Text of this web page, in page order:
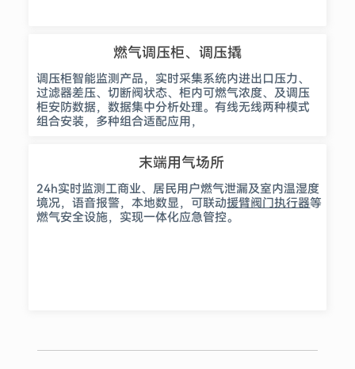
燃气调压柜、调压撬
调压柜智能监测产品，实时采集系统内进出口压力、
过滤器差压、切断阀状态、柜内可燃气浓度、及调压
柜安防数据，数据集中分析处理。有线无线两种模式
组合安装，多种组合适配应用，
末端用气场所
24h实时监测工商业、居民用户燃气泄漏及室内温湿度
境况，语音报警，本地数显，可联动援臂阀门执行器等
燃气安全设施，实现一体化应急管控。